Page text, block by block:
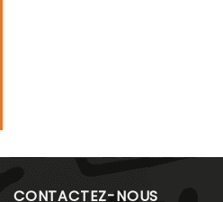
CONTACTEZ-NOUS